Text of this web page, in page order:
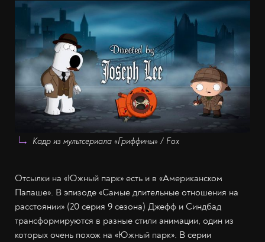
Кадр из мультсериала «Гриффины» / Fox
Отсылки на «Южный парк» есть и в «Американском
Папаше». В эпизоде «Самые длительные отношения на
расстоянии» (20 серия 9 сезона) Джефф и Синдбад
трансформируются в разные стили анимации, один из
которых очень похож на «Южный парк». В серии